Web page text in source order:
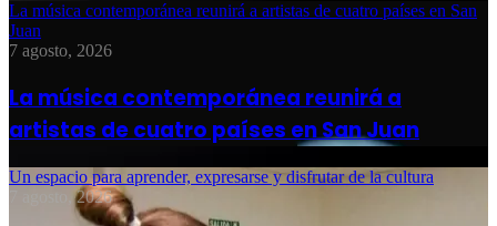
La música contemporánea reunirá a artistas de cuatro países en San
Juan
7 agosto, 2026
La música contemporánea reunirá a
artistas de cuatro países en San Juan
Un espacio para aprender, expresarse y disfrutar de la cultura
7 agosto, 2026